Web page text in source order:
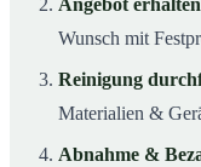
Angebot erhalten
Wunsch mit
Reinigung
Materialien &
Abnahme &